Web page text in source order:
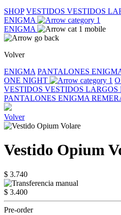
SHOP VESTIDOS VESTIDOS
ENIGMA
ENIGMA
Volver
ENIGMA PANTALONES
ONE NIGHT
VESTIDOS VESTIDOS LARGOS
PANTALONES ENIGMA
Volver
Vestido Opium
$ 3.740
$ 3.400
Pre-order